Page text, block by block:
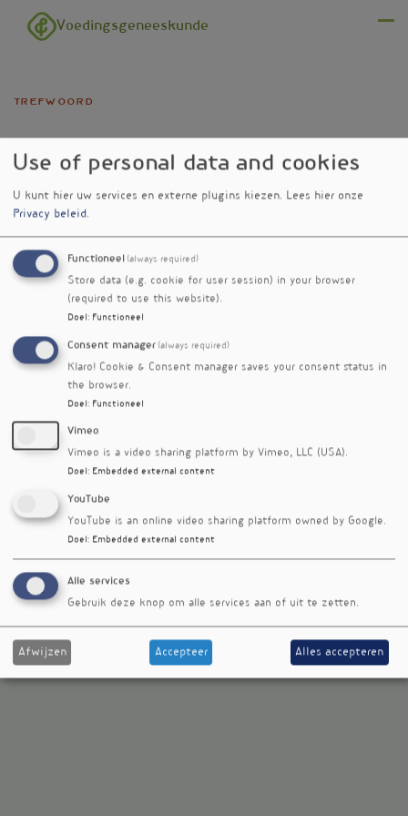
Overslaan en naar de inhoud gaan
Voedingsgeneeskunde
trefwoord
rinitis
Verschenen
Probiotica gunstig bij
allergische rinitis
Kantoormenu
Voedingsgeneeskunde
Auteurs
Media Medica
Adverteren
Aanleverspecificaties advertenties
Disclaimer
Privacy beleid
Use of personal data and cookies
U kunt hier uw services en externe plugins kiezen. Lees hier onze
Privacy beleid.
Functioneel (always required)
Store data (e.g. cookie for user session) in your browser
(required to use this website).
Doel : Functioneel
Consent manager (always required)
Klaro! Cookie & Consent manager saves your consent status in
the browser.
Doel : Functioneel
Vimeo
Vimeo is a video sharing platform by Vimeo, LLC (USA).
Doel : Embedded external content
YouTube
YouTube is an online video sharing platform owned by Google.
Doel : Embedded external content
Alle services
Gebruik deze knop om alle services aan of uit te zetten.
Afwijzen Accepteer Alles accepteren